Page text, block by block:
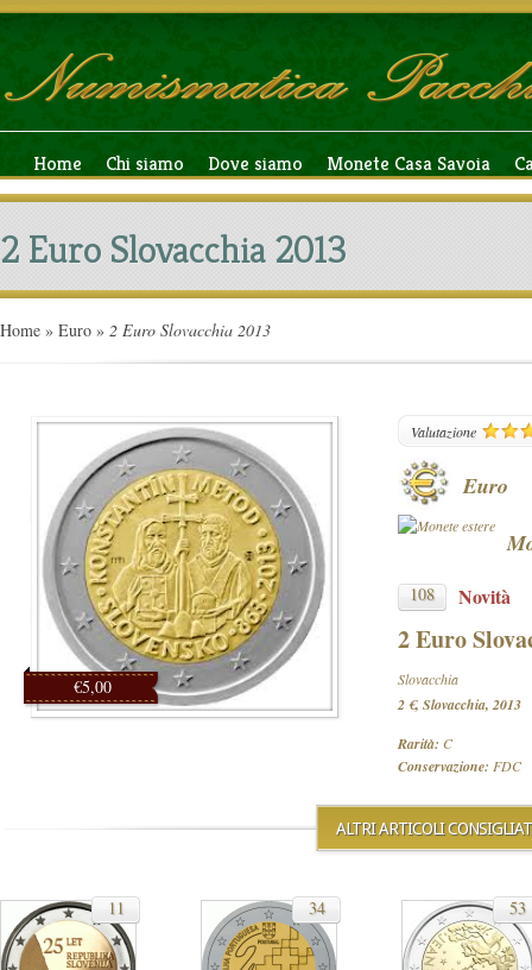
Home Chi siamo Dove siamo Monete Casa Savoia
2 Euro Slovacchia 2013
Home » Euro » 2 Euro Slovacchia 2013
€5,00
Valutazione
Euro
108 Novità
2 Euro
Slovacchia
2 €, Slovacchia, 2013
Rarità: C
Conservazione: FDC
ALTRI ARTICOLI
11 34 53